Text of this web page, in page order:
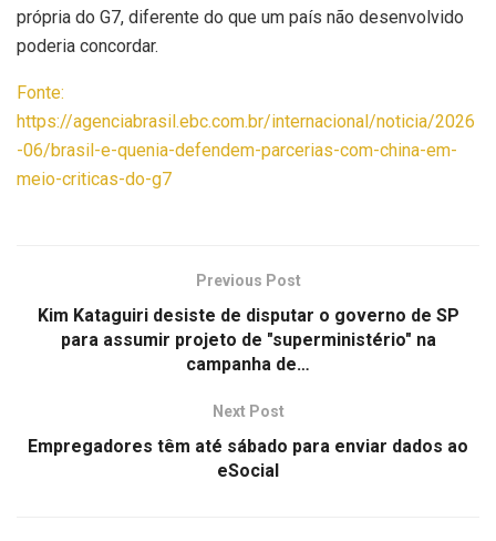
própria do G7, diferente do que um país não desenvolvido
poderia concordar.
Fonte:
https://agenciabrasil.ebc.com.br/internacional/noticia/2026
-06/brasil-e-quenia-defendem-parcerias-com-china-em-
meio-criticas-do-g7
Previous Post
Kim Kataguiri desiste de disputar o governo de SP
para assumir projeto de "superministério" na
campanha de…
Next Post
Empregadores têm até sábado para enviar dados ao
eSocial